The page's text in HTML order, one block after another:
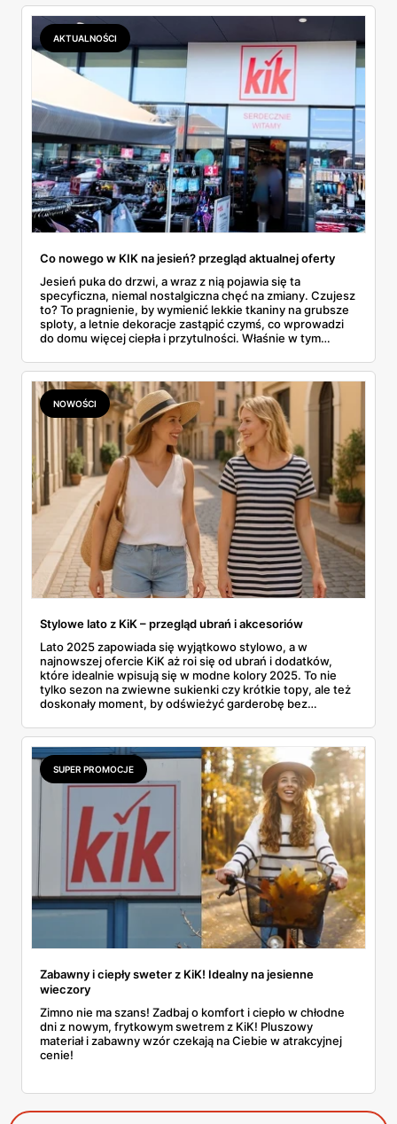
AKTUALNOŚCI
Co nowego w KIK na jesień? przegląd aktualnej oferty
Jesień puka do drzwi, a wraz z nią pojawia się ta
specyficzna, niemal nostalgiczna chęć na zmiany. Czujesz
to? To pragnienie, by wymienić lekkie tkaniny na grubsze
sploty, a letnie dekoracje zastąpić czymś, co wprowadzi
do domu więcej ciepła i przytulności. Właśnie w tym
sezonowymi nowościami, które nie zrujnowaną
domowego budżetu. I tu na scenę wkracza KiK, dyskont
tekstylny, który od lat udowadnia, że przygotowanie
siebie i swojego mieszkania na nową porę roku nie musi
wiązać się z ogromnymi wydatkami. W tym artykule
zrobimy pełen przegląd tego, co sieć przygotowała na
nadchodzące, chłodniejsze miesiące. Prześwietlimy
modowe propozycje dla całej rodziny i sprawdzimy, jakimi
drobiazgami można wyczarować jesienny klimat we
wnętrzach.
NOWOŚCI
Stylowe lato z KiK – przegląd ubrań i akcesoriów
Lato 2025 zapowiada się wyjątkowo stylowo, a w
najnowszej ofercie KiK aż roi się od ubrań i dodatków,
które idealnie wpisują się w modne kolory 2025. To nie
tylko sezon na zwiewne sukienki czy krótkie topy, ale też
doskonały moment, by odświeżyć garderobę bez
– z szerokim wyborem lekkich, letnich fasonów,
wygodnych materiałów i klasycznych krojów. Czy to
plażowy look, czy zestaw na miejski spacer – można
znaleźć coś dla siebie i to już od kilkunastu złotych.
Uwaga: można się zakochać w tej kolekcji od pierwszego
wejrzenia. No bo jak tu się oprzeć bermudom za 35 zł albo
kapeluszowi z dużym rondem?
SUPER PROMOCJE
Zabawny i ciepły sweter z KiK! Idealny na jesienne
wieczory
Zimno nie ma szans! Zadbaj o komfort i ciepło w chłodne
dni z nowym, frytkowym swetrem z KiK! Pluszowy
materiał i zabawny wzór czekają na Ciebie w atrakcyjnej
cenie!